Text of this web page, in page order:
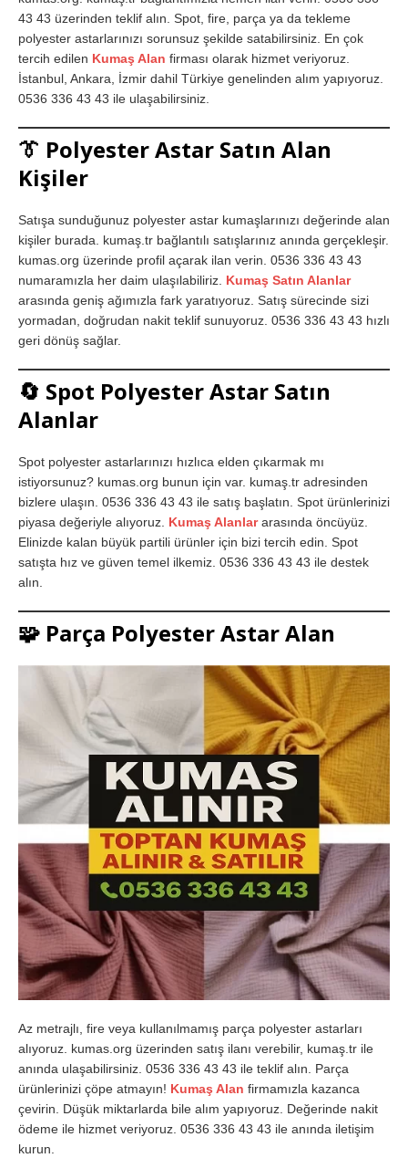
43 43 üzerinden teklif alın. Spot, fire, parça ya da tekleme
polyester astarlarınızı sorunsuz şekilde satabilirsiniz. En çok
tercih edilen Kumaş Alan firması olarak hizmet veriyoruz.
İstanbul, Ankara, İzmir dahil Türkiye genelinden alım yapıyoruz.
0536 336 43 43 ile ulaşabilirsiniz.
👔 Polyester Astar Satın Alan
Kişiler
Satışa sunduğunuz polyester astar kumaşlarınızı değerinde alan
kişiler burada. kumaş.tr bağlantılı satışlarınız anında gerçekleşir.
kumas.org üzerinde profil açarak ilan verin. 0536 336 43 43
numaramızla her daim ulaşılabiliriz. Kumaş Satın Alanlar
arasında geniş ağımızla fark yaratıyoruz. Satış sürecinde sizi
yormadan, doğrudan nakit teklif sunuyoruz. 0536 336 43 43 hızlı
geri dönüş sağlar.
🔄 Spot Polyester Astar Satın
Alanlar
Spot polyester astarlarınızı hızlıca elden çıkarmak mı
istiyorsunuz? kumas.org bunun için var. kumaş.tr adresinden
bizlere ulaşın. 0536 336 43 43 ile satış başlatın. Spot ürünlerinizi
piyasa değeriyle alıyoruz. Kumaş Alanlararasında öncüyüz.
Elinizde kalan büyük partili ürünler için bizi tercih edin. Spot
satışta hız ve güven temel ilkemiz. 0536 336 43 43 ile destek
alın.
🧩 Parça Polyester Astar Alan
Az metrajlı, fire veya kullanılmamış parça polyester astarları
alıyoruz. kumas.org üzerinden satış ilanı verebilir, kumaş.tr ile
anında ulaşabilirsiniz. 0536 336 43 43 ile teklif alın. Parça
ürünlerinizi çöpe atmayın! Kumaş Alan firmamızla kazanca
çevirin. Düşük miktarlarda bile alım yapıyoruz. Değerinde nakit
ödeme ile hizmet veriyoruz. 0536 336 43 43 ile anında iletişim
kurun.